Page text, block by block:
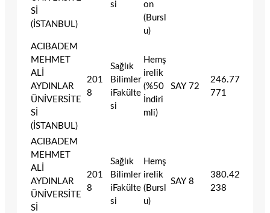
Sİ
(İSTANBUL)
si
on
(Bursl
u)
ACIBADEM
MEHMET
ALİ
AYDINLAR
ÜNİVERSİTE
Sİ
(İSTANBUL)
201
8
Sağlık
Bilimler
iFakülte
si
Hemş
irelik
(%50
İndiri
mli)
SAY 72
246.77
771
ACIBADEM
MEHMET
ALİ
AYDINLAR
ÜNİVERSİTE
Sİ
201
8
Sağlık
Bilimler
iFakülte
si
Hemş
irelik
(Bursl
u)
SAY 8
380.42
238